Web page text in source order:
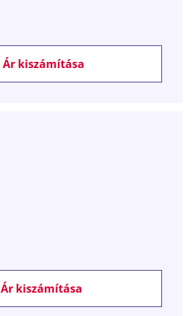
Ár kiszámítása
Ár kiszámítása